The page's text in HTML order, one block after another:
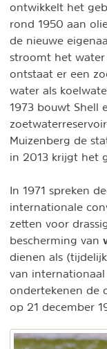
ontwikkelt het
rond 1950 aan
de nieuwe
stroomt het water
ontstaat er een
water als
1973 bouwt Shell
Muizenberg de
in 2013 krijgt het
In 1971 spreken
internationale
zetten voor
bescherming van
dienen als
van internationaal
ondertekenen de
op 21 december